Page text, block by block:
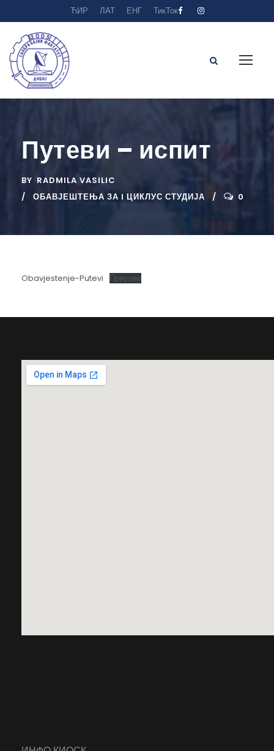
ЋИР ЛАТ ЕНГ ТикТок
Путеви – испит
BY RADMILA VASILIC
ОБАВЈЕШТЕЊА ЗА I ЦИКЛУС СТУДИЈА
0
Obavjestenje-Putevi Преузми